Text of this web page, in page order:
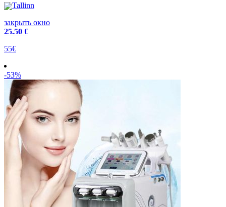
Tallinn
закрыть окно
25.50 €
55€
-53%